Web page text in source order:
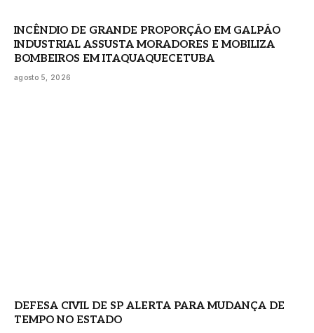
INCÊNDIO DE GRANDE PROPORÇÃO EM GALPÃO
INDUSTRIAL ASSUSTA MORADORES E MOBILIZA
BOMBEIROS EM ITAQUAQUECETUBA
agosto 5, 2026
DEFESA CIVIL DE SP ALERTA PARA MUDANÇA DE
TEMPO NO ESTADO